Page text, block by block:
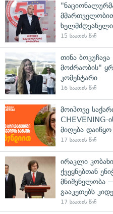
15 საათის წინ
თინა
მოძრაობის"
კომენტარი
16 საათის წინ
მოიპოვე
CHEVENING-
მიღება დაიწყო
17 საათის წინ
ირაკლი
ქვეყნებთან
მნიშვნელობა
გააკეთებს
17 საათის წინ